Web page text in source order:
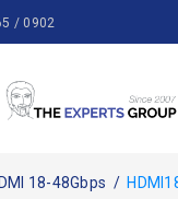
/ 0902
18-48Gbps /